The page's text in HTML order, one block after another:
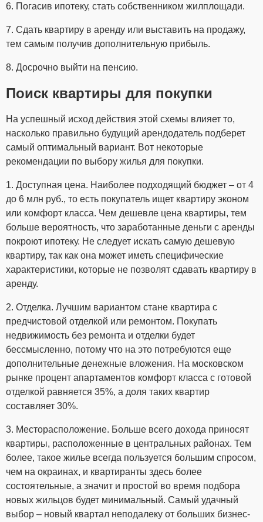
6. Погасив ипотеку, стать собственником жилплощади.
7. Сдать квартиру в аренду или выставить на продажу,
тем самым получив дополнительную прибыль.
8. Досрочно выйти на пенсию.
Поиск квартиры для покупки
На успешный исход действия этой схемы влияет то,
насколько правильно будущий арендодатель подберет
самый оптимальный вариант. Вот некоторые
рекомендации по выбору жилья для покупки.
1. Доступная цена. Наиболее подходящий бюджет – от 4
до 6 млн руб., то есть покупатель ищет квартиру эконом
или комфорт класса. Чем дешевле цена квартиры, тем
больше вероятность, что заработанные деньги с аренды
покроют ипотеку. Не следует искать самую дешевую
квартиру, так как она может иметь специфические
характеристики, которые не позволят сдавать квартиру в
аренду.
2. Отделка. Лучшим вариантом стане квартира с
предчистовой отделкой или ремонтом. Покупать
недвижимость без ремонта и отделки будет
бессмысленно, потому что на это потребуются еще
дополнительные денежные вложения. На московском
рынке процент апартаментов комфорт класса с готовой
отделкой равняется 35%, а доля таких квартир
составляет 30%.
3. Месторасположение. Больше всего дохода приносят
квартиры, расположенные в центральных районах. Тем
более, такое жилье всегда пользуется большим спросом,
чем на окраинах, и квартиранты здесь более
состоятельные, а значит и простой во время подбора
новых жильцов будет минимальный. Самый удачный
выбор – новый квартал неподалеку от больших бизнес-